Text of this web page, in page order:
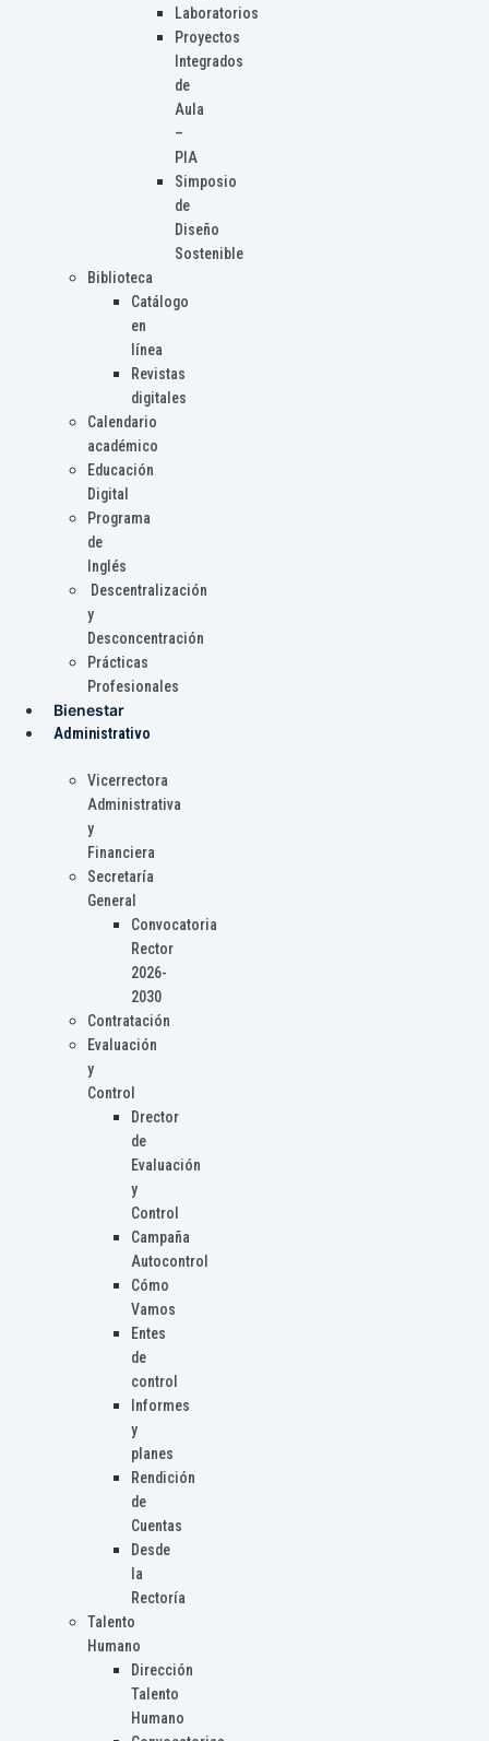
Laboratorios
Proyectos
Integrados
de
Aula
–
PIA
Simposio
de
Diseño
Sostenible
Biblioteca
Catálogo
en
línea
Revistas
digitales
Calendario
académico
Educación
Digital
Programa
de
Inglés
Descentralización
y
Desconcentración
Prácticas
Profesionales
Bienestar
Administrativo
Vicerrectora
Administrativa
y
Financiera
Secretaría
General
Convocatoria
Rector
2026-
2030
Contratación
Evaluación
y
Control
Drector
de
Evaluación
y
Control
Campaña
Autocontrol
Cómo
Vamos
Entes
de
control
Informes
y
planes
Rendición
de
Cuentas
Desde
la
Rectoría
Talento
Humano
Dirección
Talento
Humano